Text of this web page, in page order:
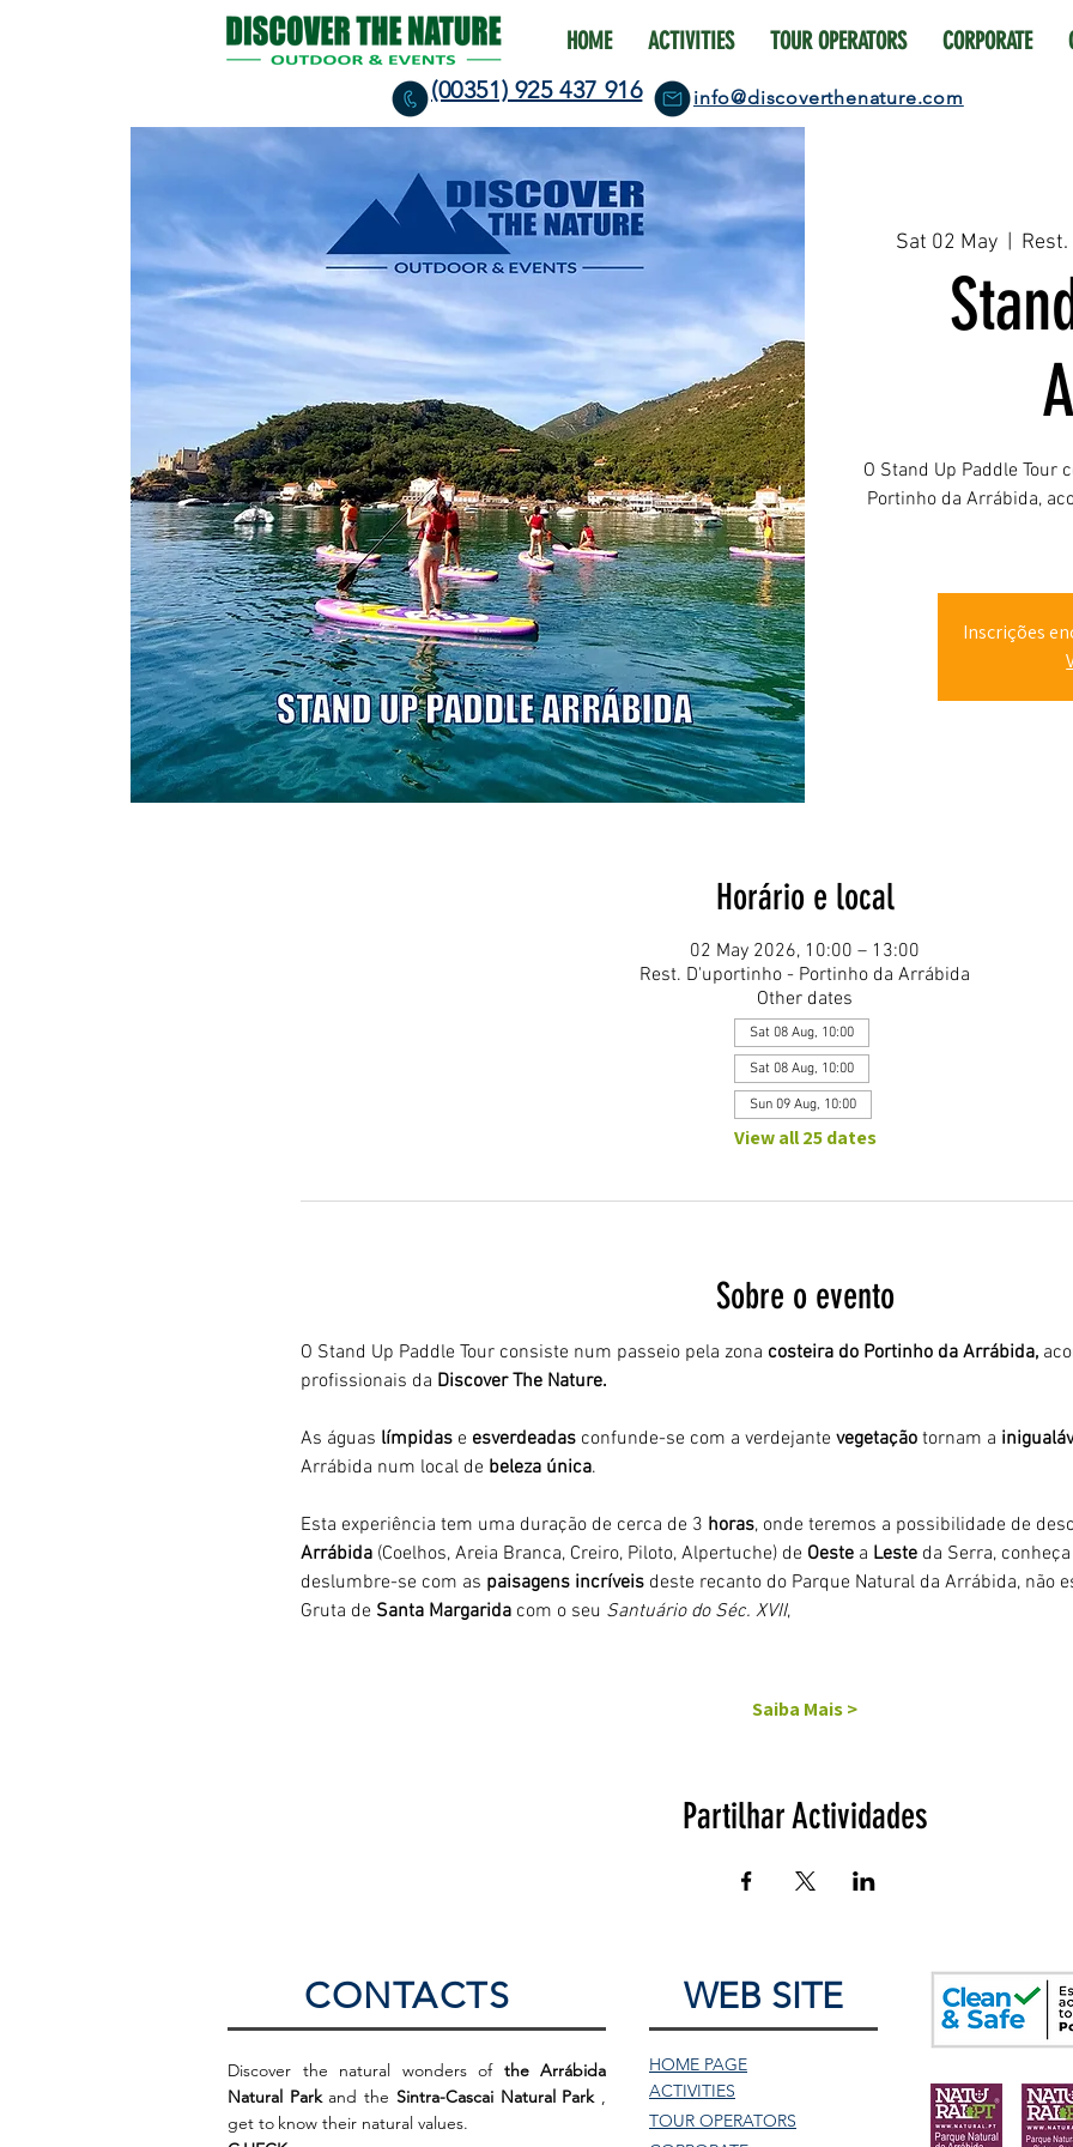
HOME ACTIVITIES TOUR OPERATORS CORPORATE
(00351) 925 437 916 info@discoverthenature.com
Sat 02 May
  |
O Stand Up Paddle Tour
Portinho da Arrábida,
Inscrições
Horário e local
02 May 2026, 10:00 – 13:00
Rest. D'uportinho - Portinho da Arrábida
Other dates
Sat 08 Aug, 10:00
Sat 08 Aug, 10:00
Sun 09 Aug, 10:00
View all 25 dates
Sobre o evento
O Stand Up Paddle Tour consiste num passeio pela zona costeira do Portinho da Arrábida,
profissionais da Discover The Nature.
As águas límpidas e esverdeadas confunde-se com a verdejante vegetação tornam a
Arrábida num local de beleza única.
Esta experiência tem uma duração de cerca de 3 horas, onde teremos a possibilidade de
Arrábida (Coelhos, Areia Branca, Creiro, Piloto, Alpertuche) de Oeste a Leste da Serra,
deslumbre-se com as paisagens incríveis deste recanto do Parque Natural da Arrábida, não
Gruta de Santa Margarida com o seu Santuário do Séc. XVII,
Saiba Mais >
Partilhar Actividades
CONTACTS
Discover the natural wonders of the Arrábida
Natural Parkand the Sintra-Cascai Natural Park,
get to know their natural values.
WEB SITE
HOME PAGE
ACTIVITIES
TOUR OPERATORS